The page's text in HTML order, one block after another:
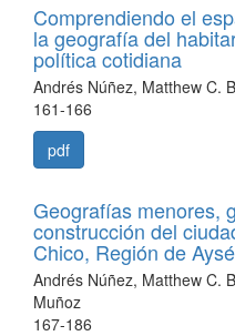
Comprendiendo el
la geografía del
política cotidiana
Andrés Núñez, Matthew C.
161-166
pdf
Geografías menores,
construcción del
Chico, Región de
Andrés Núñez, Matthew C.
Muñoz
167-186